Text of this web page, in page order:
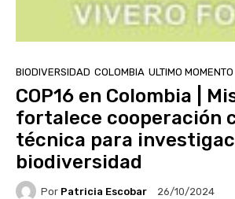
BIODIVERSIDAD COLOMBIA ULTIMO MOMENTO
COP16 en Colombia |
fortalece cooperación
técnica para
biodiversidad
Por Patricia Escobar 26/10/2024